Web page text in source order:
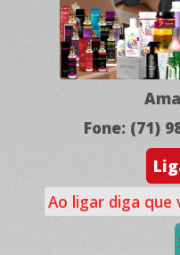
Fone: (71)
Ao ligar diga que